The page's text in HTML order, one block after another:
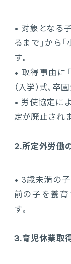
• 対象となる
るまで」から
す。
• 取得事由に
（入学）式、卒
• 労使協定に
定が廃止され
2.所定外労働
• 3歳未満の
前の子を養
す。
3.育児休業取